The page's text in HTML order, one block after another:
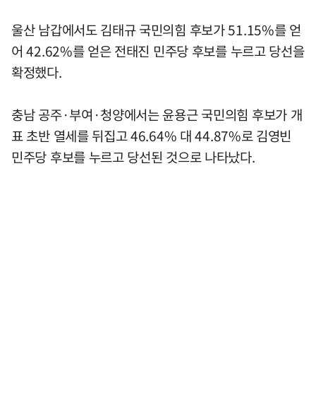
울산 남갑에서도 김태규 국민의힘 후보가 51.15%를 얻
어 42.62%를 얻은 전태진 민주당 후보를 누르고 당선을
확정했다.
충남 공주·부여·청양에서는 윤용근 국민의힘 후보가 개
표 초반 열세를 뒤집고 46.64% 대 44.87%로 김영빈
민주당 후보를 누르고 당선된 것으로 나타났다.